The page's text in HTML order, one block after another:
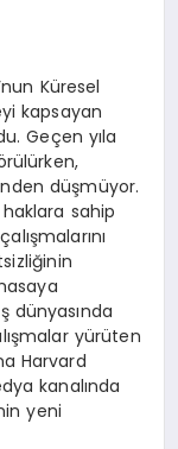
Küresel
kapsayan
Geçen yıla
düşmüyor.
sahip
dünyasında
yürüten
Harvard
kanalında
yeni